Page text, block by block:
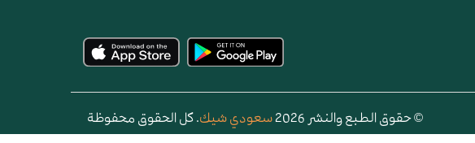
© حقوق الطبع والنشر 2026 سعودي شيك. كل الحقوق محفوظة